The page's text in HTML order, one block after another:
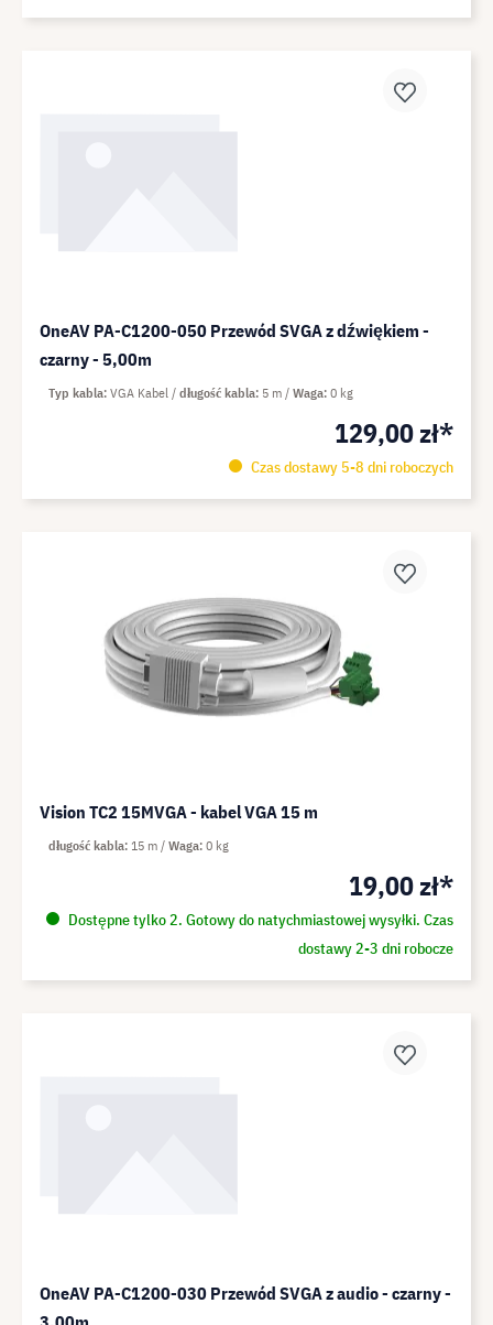
OneAV PA-C1200-050 Przewód SVGA z dźwiękiem -
czarny - 5,00m
129,00 zł*
Czas dostawy 5-8 dni roboczych
Typ kabla VGA Kabel długość kabla 5 m Waga 0 kg
Vision TC2 15MVGA - kabel VGA 15 m
19,00 zł*
Dostępne tylko 2. Gotowy do natychmiastowej wysyłki. Czas
dostawy 2-3 dni robocze
długość kabla 15 m Waga 0 kg
OneAV PA-C1200-030 Przewód SVGA z audio - czarny -